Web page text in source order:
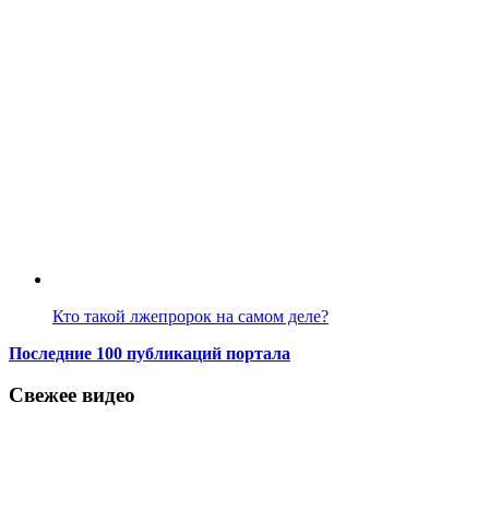
Кто такой лжепророк на самом деле?
Последние 100 публикаций портала
Свежее видео